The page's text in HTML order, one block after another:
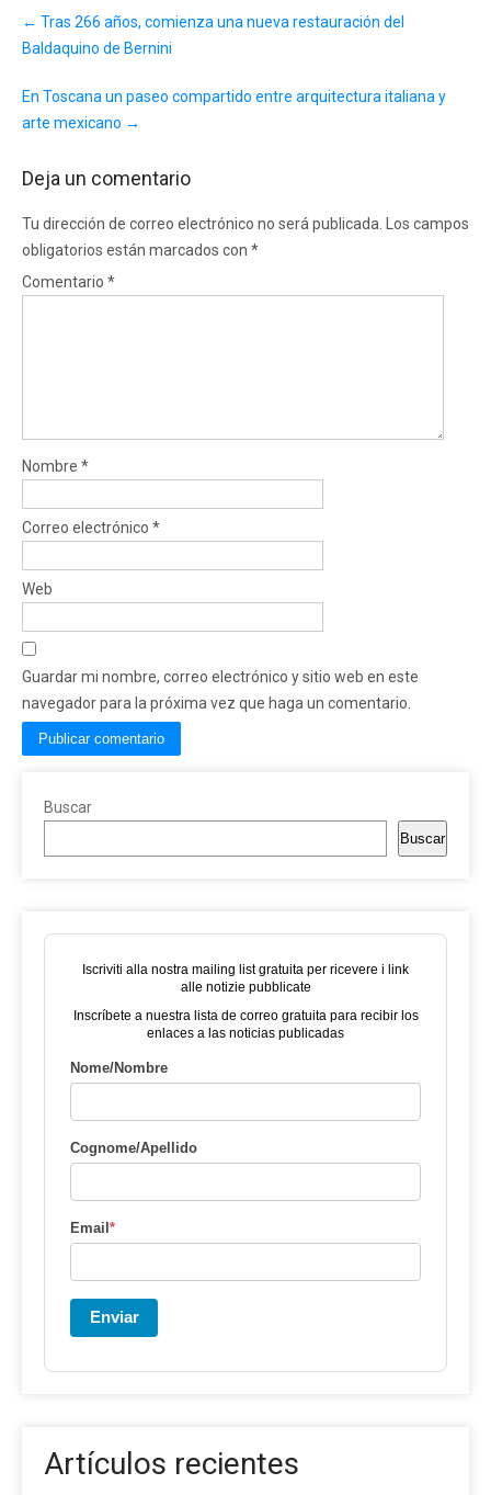
navigation
← Tras 266 años, comienza una nueva restauración del
Baldaquino de Bernini
En Toscana un paseo compartido entre arquitectura italiana y
arte mexicano →
Deja un comentario
Tu dirección de correo electrónico no será publicada.
Los campos
obligatorios están marcados con *
Comentario *
Nombre *
Correo electrónico *
Web
Guardar mi nombre, correo electrónico y sitio web en este
navegador para la próxima vez que haga un comentario.
Buscar
Buscar
Iscriviti alla nostra mailing list gratuita per ricevere i link
alle notizie pubblicate
Inscríbete a nuestra lista de correo gratuita para recibir los
enlaces a las noticias publicadas
Nome/Nombre
Cognome/Apellido
Email*
Enviar
Artículos recientes